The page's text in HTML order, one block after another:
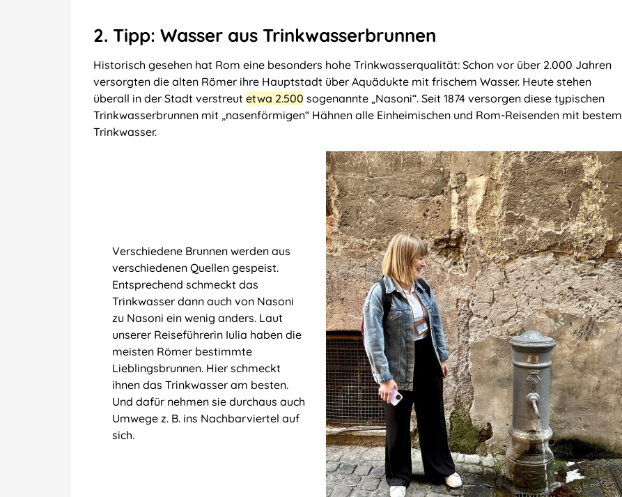
2. Tipp: Wasser aus Trinkwasserbrunnen
Historisch gesehen hat Rom eine besonders hohe Trinkwasserqualität: Schon vor über 2.000 Jahren
versorgten die alten Römer ihre Hauptstadt über Aquädukte mit frischem Wasser. Heute stehen
überall in der Stadt verstreut etwa 2.500 sogenannte „Nasoni“. Seit 1874 versorgen diese typischen
Trinkwasserbrunnen mit „nasenförmigen“ Hähnen alle Einheimischen und Rom-Reisenden mit bestem
Trinkwasser.
Verschiedene Brunnen werden aus
verschiedenen Quellen gespeist.
Entsprechend schmeckt das
Trinkwasser dann auch von Nasoni
zu Nasoni ein wenig anders. Laut
unserer Reiseführerin Iulia haben die
meisten Römer bestimmte
Lieblingsbrunnen. Hier schmeckt
ihnen das Trinkwasser am besten.
Und dafür nehmen sie durchaus auch
Umwege z. B. ins Nachbarviertel auf
sich.